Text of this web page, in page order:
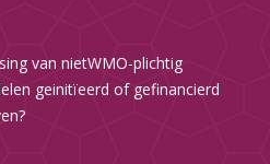
van nietWMO-plichtig
geinitïeerd of gefinancierd